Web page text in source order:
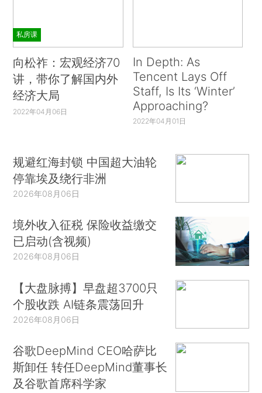
私房课
向松祚：宏观经济70
讲，带你了解国内外
经济大局
2022年04月06日
In Depth: As
Tencent Lays Off
Staff, Is Its ‘Winter’
Approaching?
2022年04月01日
规避红海封锁 中国超大油轮
停靠埃及绕行非洲
2026年08月06日
境外收入征税 保险收益缴交
已启动(含视频)
2026年08月06日
【大盘脉搏】早盘超3700只
个股收跌 AI链条震荡回升
2026年08月06日
谷歌DeepMind CEO哈萨比
斯卸任 转任DeepMind董事长
及谷歌首席科学家